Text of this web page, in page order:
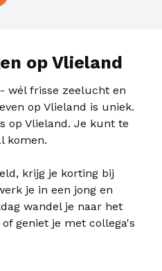
op Vlieland
wél frisse zeelucht en
op Vlieland is uniek.
op Vlieland. Je kunt te
komen.
krijg je korting bij
je in een jong en
wandel je naar het
geniet je met collega's